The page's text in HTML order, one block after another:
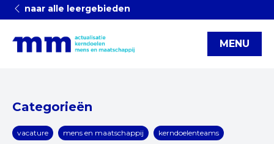
naar alle leergebieden
MENU
Categorieën
vacature mens en maatschappij kerndoelenteams